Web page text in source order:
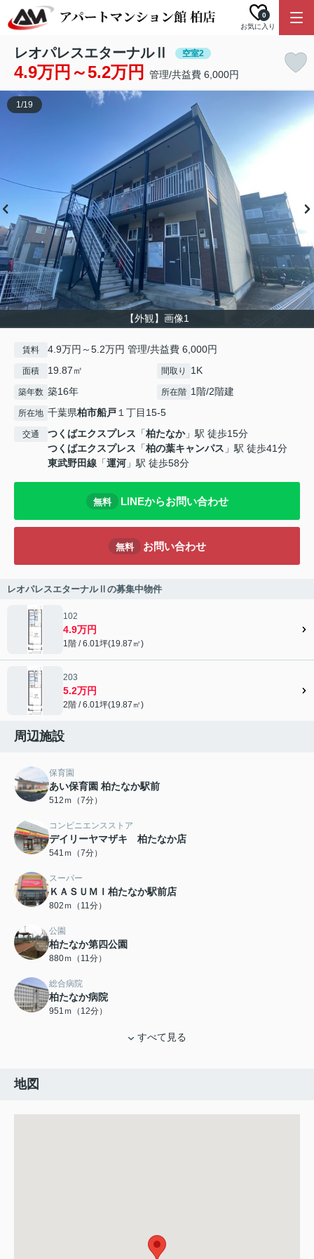
お気に入り
0
レオパレスエターナルⅡ 空室2
4.9万円～5.2万円 管理/共益費 6,000円
【外観】画像1
1/19
賃料 4.9万円～5.2万円 管理/共益費 6,000円
面積 19.87㎡ 間取り 1K
築年数 築16年 所在階 1階/2階建
所在地 千葉県柏市船戸１丁目15-5
交通 つくばエクスプレス 「柏たなか」駅 徒歩15分
つくばエクスプレス 「柏の葉キャンパス 」駅 徒歩41分
東武野田線 「運河 」駅 徒歩58分
無料 LINEからお問い合わせ
無料 お問い合わせ
レオパレスエターナルⅡの募集中物件
102
4.9万円
1階 / 6.01坪(19.87㎡)
203
5.2万円
2階 / 6.01坪(19.87㎡)
周辺施設
保育園
あい保育園 柏たなか駅前
512ｍ（7分）
コンビニエンスストア
デイリーヤマザキ 柏たなか店
541ｍ（7分）
スーパー
ＫＡＳＵＭＩ柏たなか駅前店
802ｍ（11分）
公園
柏たなか第四公園
880ｍ（11分）
総合病院
柏たなか病院
951ｍ（12分）
すべて見る
地図